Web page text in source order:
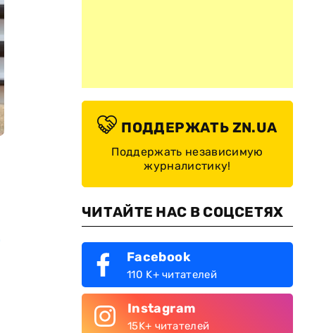
ПОДДЕРЖАТЬ ZN.UA
Поддержать независимую
журналистику!
ЧИТАЙТЕ НАС В СОЦСЕТЯХ
Facebook
110 K+ читателей
Instagram
15K+ читателей